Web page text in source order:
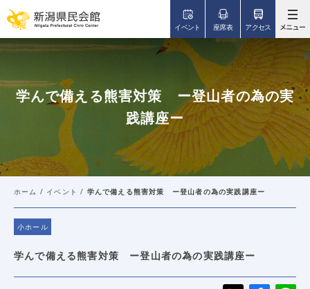
イベント 座席表 アクセス
学んで備える熊害対策 ー登山者の為の実
践講座ー
ホーム / イベント / 学んで備える熊害対策 ー登山者の為の実践講座ー
小ホール
学んで備える熊害対策 ー登山者の為の実践講座ー